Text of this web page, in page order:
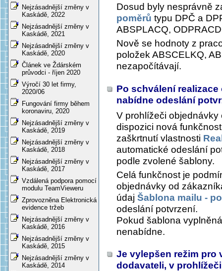
Nejzásadnější změny v
Kaskádě, 2022
Nejzásadnější změny v
Kaskádě, 2021
Nejzásadnější změny v
Kaskádě, 2020
Článek ve Ždárském
průvodci - říjen 2020
Výročí 30 let firmy,
2020/06
Fungování firmy během
koronaviru, 2020
Nejzásadnější změny v
Kaskádě, 2019
Nejzásadnější změny v
Kaskádě, 2018
Nejzásadnější změny v
Kaskádě, 2017
Vzdálená podpora pomocí
modulu TeamVieweru
Zprovozněna Elektronická
evidence tržeb
Nejzásadnější změny v
Kaskádě, 2016
Nejzásadnější změny v
Kaskádě, 2015
Nejzásadnější změny v
Kaskádě, 2014
Dosud byly nesprávně
poměrů typu DPČ a
ABSPLACQ,
Nově se hodnoty z
položek ABSCELKQ,
nezapočítávají.
Po schválení
nabídne odeslání
V prohlížeči objednávky
dispozici nová
zaškrtnutí vlastnosti
automatické odeslání
podle zvolené šablony.
Celá funkčnost je
objednávky od
údaj Šablona mailu -
odeslání potvrzení.
Pokud šablona
nenabídne.
Je vylepšen režim pro
dodavateli, v